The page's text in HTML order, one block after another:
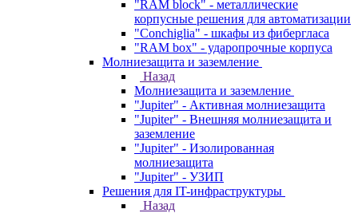
"RAM block" - металлические
корпусные решения для автоматизации
"Conchiglia" - шкафы из фибергласа
"RAM box" - ударопрочные корпуса
Молниезащита и заземление
Назад
Молниезащита и заземление
"Jupiter" - Активная молниезащита
"Jupiter" - Внешняя молниезащита и
заземление
"Jupiter" - Изолированная
молниезащита
"Jupiter" - УЗИП
Решения для IT-инфраструктуры
Назад